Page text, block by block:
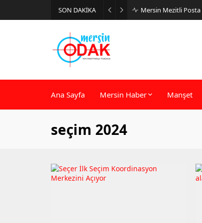
SON DAKİKA Mersin Mezitli
Ana Sayfa Mersin Haber Manşet
seçim 2024